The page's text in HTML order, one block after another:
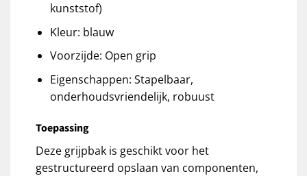
kunststof)
Kleur: blauw
Voorzijde: Open grip
Eigenschappen: Stapelbaar,
onderhoudsvriendelijk, robuust
Toepassing
Deze grijpbak is geschikt voor het
gestructureerd opslaan van componenten,